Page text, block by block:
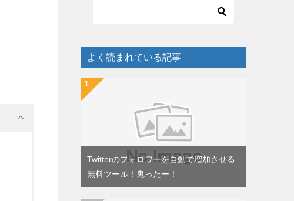
よく読まれている記事
Twitterのフォロワーを自動で増加させる
無料ツール！鬼ったー！